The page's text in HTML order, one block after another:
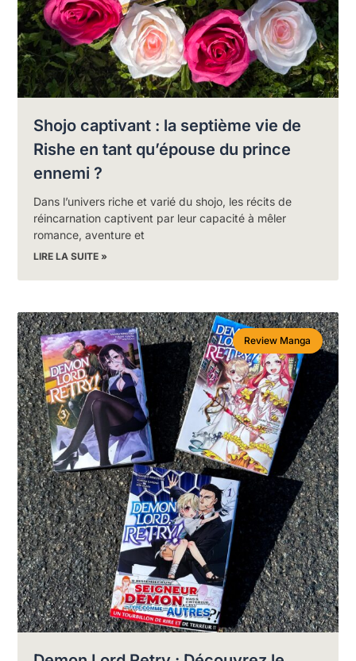
Shojo captivant : la septième vie de
Rishe en tant qu’épouse du prince
ennemi ?
Dans l’univers riche et varié du shojo, les récits de
réincarnation captivent par leur capacité à mêler
romance, aventure et
LIRE LA SUITE »
Review Manga